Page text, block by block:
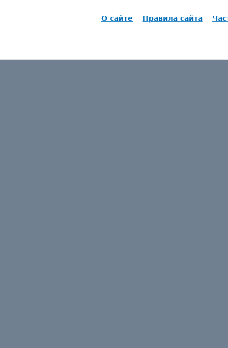
О сайте Правила сайта